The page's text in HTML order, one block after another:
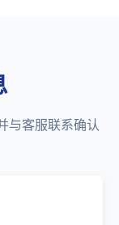
与客服联系确认